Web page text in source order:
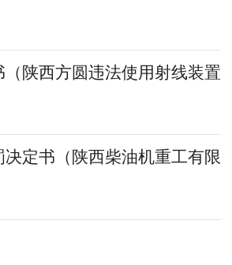
陕西方圆违法使用射线装置
定书（陕西柴油机重工有限